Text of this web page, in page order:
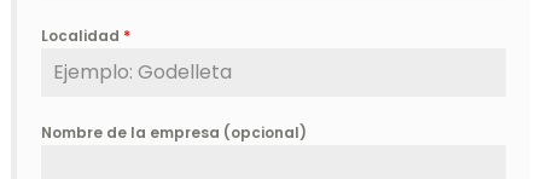
Localidad *
Nombre de la empresa (opcional)